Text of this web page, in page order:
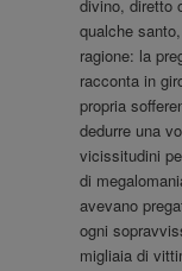
divino, diretto
qualche
ragione: la
racconta in
propria
dedurre una
vicissitudini
di
avevano
ogni
migliaia di